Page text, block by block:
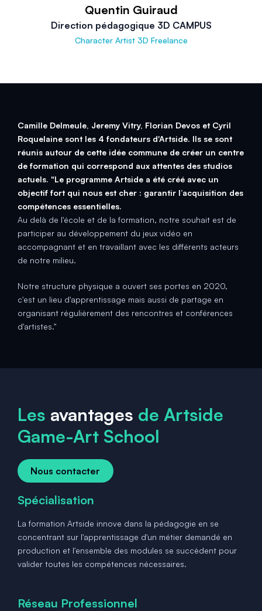
Quentin Guiraud
Direction pédagogique 3D CAMPUS
Character Artist 3D Freelance
Camille Delmeule, Jeremy Vitry, Florian Devos et Cyril
Roquelaine sont les 4 fondateurs d'Artside. Ils se sont
réunis autour de cette idée commune de créer un centre
de formation qui correspond aux attentes des studios
actuels. "Le programme Artside a été créé avec un
objectif fort qui nous est cher : garantir l’acquisition des
compétences essentielles.
Au delà de l'école et de la formation, notre souhait est de
participer au développement du jeux vidéo en
accompagnant et en travaillant avec les différents acteurs
de notre milieu.
Notre structure physique a ouvert ses portes en 2020,
c'est un lieu d'apprentissage mais aussi de partage en
organisant régulièrement des rencontres et conférences
d'artistes."
Les avantages de Artside
Game-Art School
Nous contacter
Spécialisation
La formation Artside innove dans la pédagogie en se
concentrant sur l'apprentissage d'un métier demandé en
production et l'ensemble des modules se succèdent pour
valider toutes les compétences nécessaires.
Réseau Professionnel